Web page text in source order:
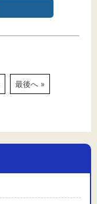
最後へ »